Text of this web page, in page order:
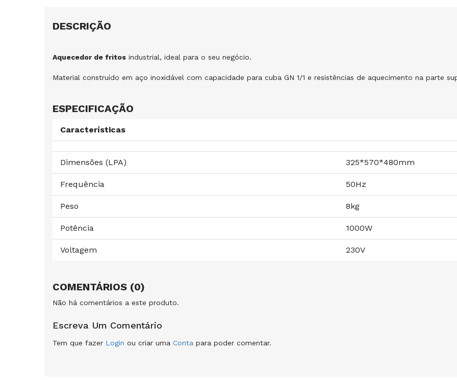
DESCRIÇÃO
Aquecedor de fritos industrial, ideal para o seu negócio.
Material construído em aço inoxidável com capacidade para cuba GN 1/1 e resistências de aquecimento na parte
ESPECIFICAÇÃO
Características
Dimensões (LPA) 325*570*480mm
Frequência 50Hz
Peso 8kg
Potência 1000W
Voltagem 230V
COMENTÁRIOS (0)
Não há comentários a este produto.
Escreva Um Comentário
Tem que fazer Login ou criar uma Conta para poder comentar.